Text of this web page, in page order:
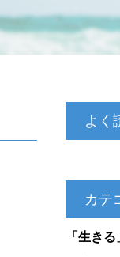
よく
カテ
「生き